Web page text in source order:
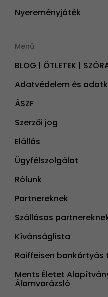
Nyereményjáték
Menü
BLOG | ÖTLETEK |
Adatvédelem és
ÁSZF
Szerzői jog
Elállás
Ügyfélszolgálat
Rólunk
Partnereknek
Szállásos
Kívánságlista
Raiffeisen
Ments Életet
Álomvarázsló